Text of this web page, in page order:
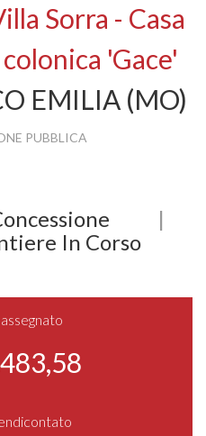
Sorra - Casa
'Gace'
EMILIA (MO)
PUBBLICA
|
In Corso